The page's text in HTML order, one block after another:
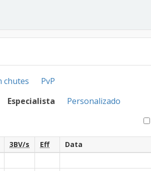
chutes
PvP
Especialista Personalizado
3BV/s Eff Data